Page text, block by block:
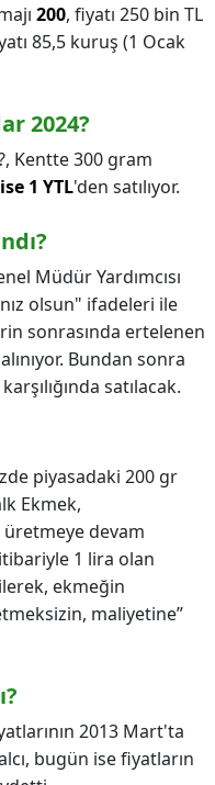
200, fiyatı 250 bin TL
85,5 kuruş (1 Ocak
2024?
Kentte 300 gram
1 YTL'den satılıyor.
Müdür Yardımcısı
olsun" ifadeleri ile
sonrasında ertelenen
Bundan sonra
karşılığında satılacak.
piyasadaki 200 gr
Ekmek,
devam
1 lira olan
ekmeğin
maliyetine”
2013 Mart'ta
bugün ise fiyatların